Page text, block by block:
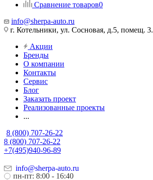
Сравнение товаров0
info@sherpa-auto.ru
г. Котельники, ул. Сосновая, д.5, помещ. 3.
Акции
Бренды
О компании
Контакты
Сервис
Блог
Заказать проект
Реализованные проекты
...
8 (800) 707-26-22
8 (800) 707-26-22
+7(495)940-96-89
info@sherpa-auto.ru
пн-пт: 8:00 - 16:40